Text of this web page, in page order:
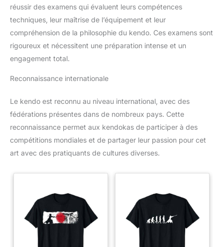
réussir des examens qui évaluent leurs compétences
techniques, leur maîtrise de l’équipement et leur
compréhension de la philosophie du kendo. Ces examens sont
rigoureux et nécessitent une préparation intense et un
engagement total.
Reconnaissance internationale
Le kendo est reconnu au niveau international, avec des
fédérations présentes dans de nombreux pays. Cette
reconnaissance permet aux kendokas de participer à des
compétitions mondiales et de partager leur passion pour cet
art avec des pratiquants de cultures diverses.